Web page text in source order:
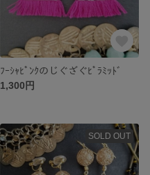
ﾌｰｼｬﾋﾟﾝｸのじぐざぐﾋﾟﾗﾐｯﾄﾞ
1,300円
SOLD OUT